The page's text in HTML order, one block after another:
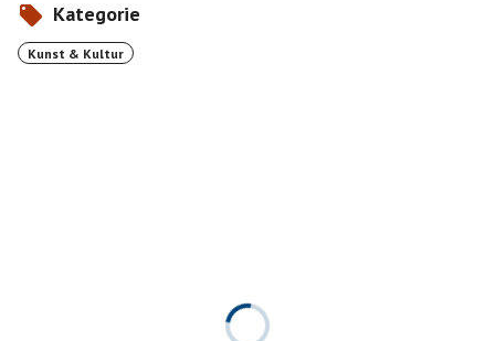
Kategorie
Kunst & Kultur